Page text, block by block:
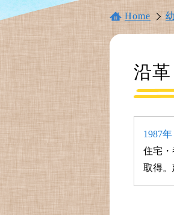
Home
沿革
1987
住宅
取得。